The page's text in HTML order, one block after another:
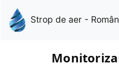
Strop de aer -